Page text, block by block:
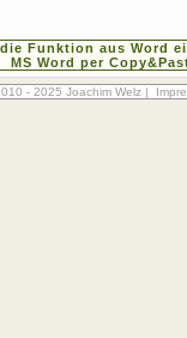
Funktion aus Word
MS Word per
- 2025 Joachim Welz |